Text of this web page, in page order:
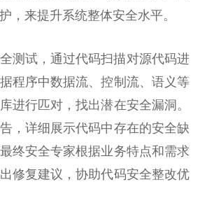
，来提升系统整体安全水平。
测试，通过代码扫描对源代码进
程序中数据流、控制流、语义等
进行匹对，找出潜在安全漏洞。
，详细展示代码中存在的安全缺
终安全专家根据业务特点和需求
修复建议，协助代码安全整改优